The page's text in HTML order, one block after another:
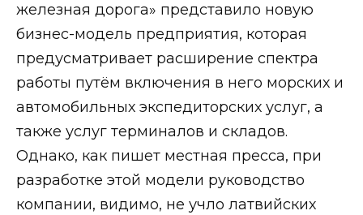
железная дорога» представило новую
бизнес-модель предприятия, которая
предусматривает расширение спектра
работы путём включения в него морских и
автомобильных экспедиторских услуг, а
также услуг терминалов и складов.
Однако, как пишет местная пресса, при
разработке этой модели руководство
компании, видимо, не учло латвийских